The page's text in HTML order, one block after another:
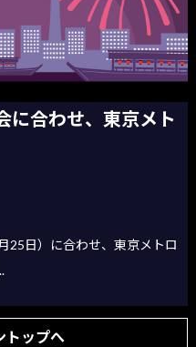
に合わせ、東京メト
25日）に合わせ、東京メトロ
トップへ